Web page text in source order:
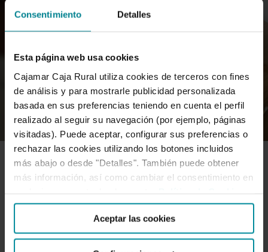
Consentimiento Detalles
Esta página web usa cookies
Cajamar Caja Rural utiliza cookies de terceros con fines
de análisis y para mostrarle publicidad personalizada
basada en sus preferencias teniendo en cuenta el perfil
realizado al seguir su navegación (por ejemplo, páginas
visitadas). Puede aceptar, configurar sus preferencias o
rechazar las cookies utilizando los botones incluidos
más abajo o desde "Detalles". También puede obtener
más información, así como cambiar el consentimiento en
Aceptar las cookies
SERVICIOS
Grupo Cooperativo Cajamar eleva a